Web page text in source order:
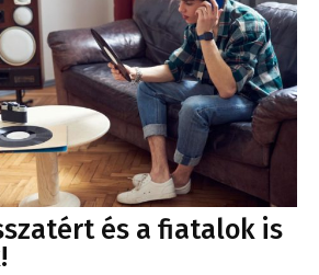
és a fiatalok is